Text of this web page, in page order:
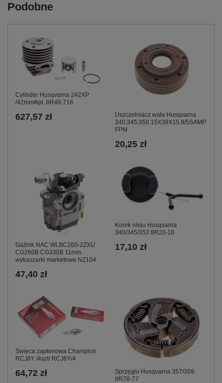
Podobne
Cylinder Husqvarna 242XP
/42mm/kpl. 8R48-716
627,57 zł
Uszczelniacz wału Husqvarna
340;345;350 15X39X15.8/5SAMP
FPM
20,25 zł
Gaźnik NAC WLBC260-2ZXU
CG260B CG330B 11mm
wykaszarki marketowe NZ104
47,40 zł
Korek oleju Husqvarna
340/345/353 8R20-18
17,10 zł
Świeca zapłonowa Champion
RCJ8Y /4szt/ RCJ8Y/4
64,72 zł
Sprzęgło Husqvarna 357/359
8R70-77